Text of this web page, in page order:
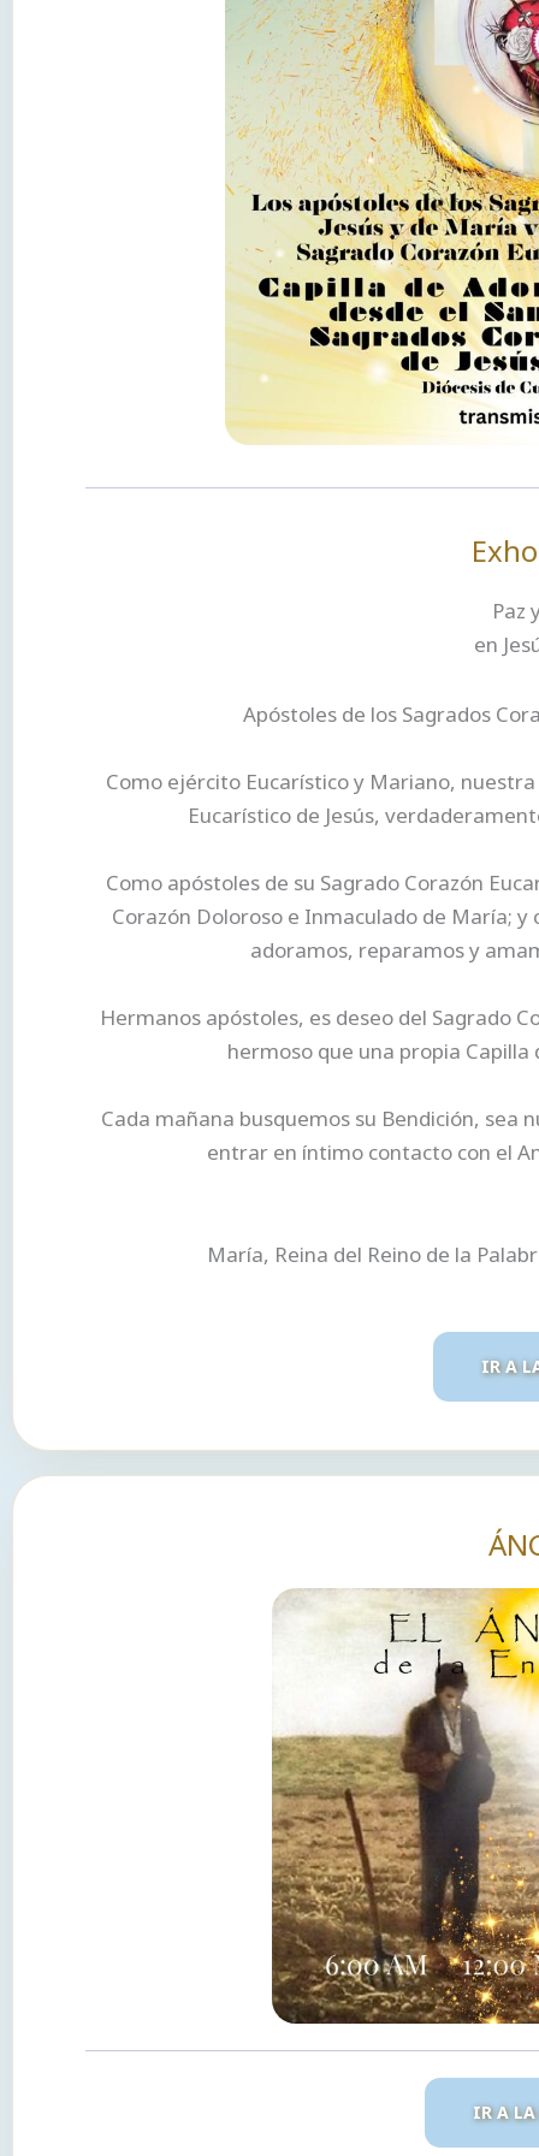
Paz
en
Apóstoles de los Sagrados
Como ejército Eucarístico y Mariano,
Eucarístico de Jesús,
Como apóstoles de su Sagrado Corazón
Corazón Doloroso e Inmaculado de María;
adoramos, reparamos y
Hermanos apóstoles, es deseo del Sagrado
hermoso que una propia Capilla
Cada mañana busquemos su Bendición, sea
entrar en íntimo contacto con el
María, Reina del Reino de la
IR A
IR A LA